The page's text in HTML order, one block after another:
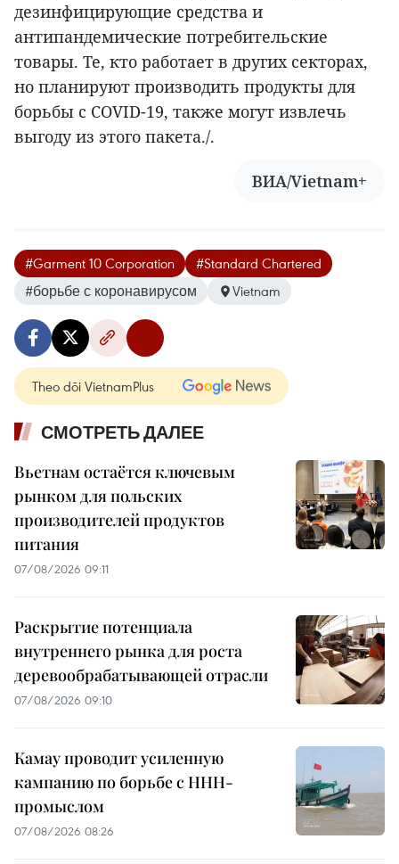
дезинфицирующие средства и
антипандемические потребительские
товары. Те, кто работает в других секторах,
но планируют производить продукты для
борьбы с COVID-19, также могут извлечь
выгоду из этого пакета./.
ВИА/Vietnam+
#Garment 10 Corporation
#Standard Chartered
#борьбе с коронавирусом
Vietnam
Theo dõi VietnamPlus
СМОТРЕТЬ ДАЛЕЕ
Вьетнам остаётся ключевым
рынком для польских
производителей продуктов
питания
07/08/2026 09:11
Раскрытие потенциала
внутреннего рынка для роста
деревообрабатывающей отрасли
07/08/2026 09:10
Камау проводит усиленную
кампанию по борьбе с ННН-
промыслом
07/08/2026 08:26